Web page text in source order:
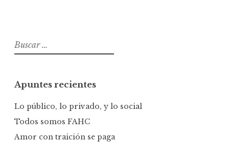
B
u
r
Apuntes recientes
Lo público, lo privado, y lo social
Todos somos FAHC
Amor con traición se paga